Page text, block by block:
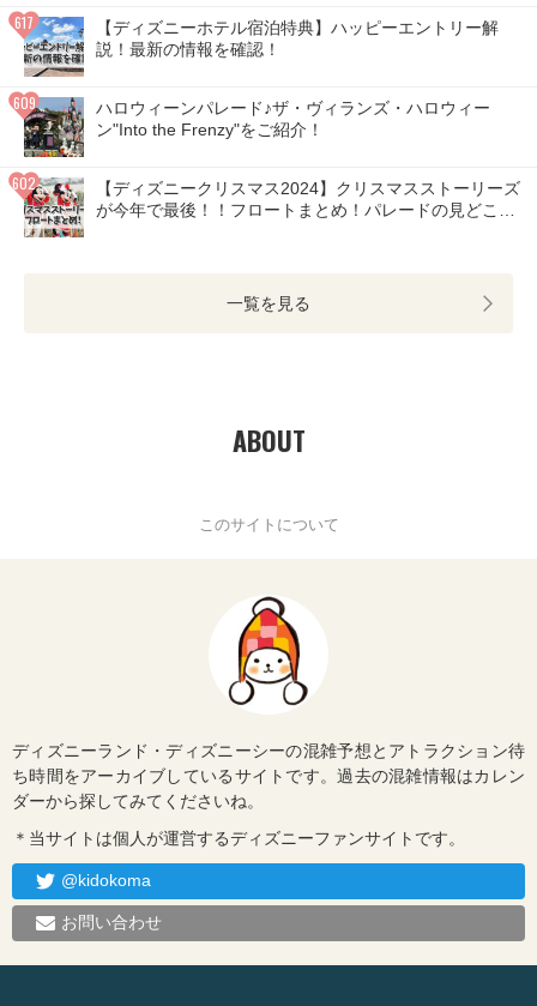
【ディズニーホテル宿泊特典】ハッピーエントリー解
説！最新の情報を確認！
ハロウィーンパレード♪ザ・ヴィランズ・ハロウィー
ン"Into the Frenzy"をご紹介！
【ディズニークリスマス2024】クリスマスストーリーズ
が今年で最後！！フロートまとめ！パレードの見どころ
一覧を見る
ABOUT
このサイトについて
ディズニーランド・ディズニーシーの混雑予想とアトラクション待
ち時間をアーカイブしているサイトです。過去の混雑情報はカレン
ダーから探してみてくださいね。
＊当サイトは個人が運営するディズニーファンサイトです。
@kidokoma
お問い合わせ